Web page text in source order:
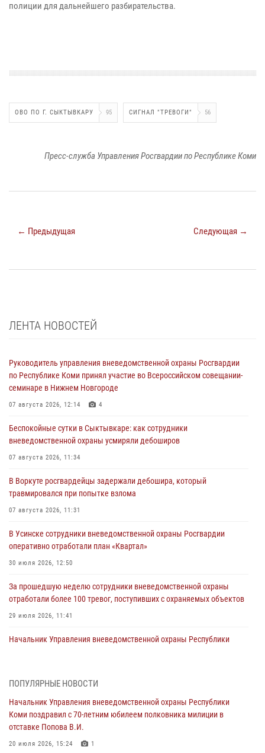
полиции для дальнейшего разбирательства.
ОВО ПО Г. СЫКТЫВКАРУ 95 СИГНАЛ "ТРЕВОГИ" 56
Пресс-служба Управления Росгвардии по Республике Коми
← Предыдущая Следующая →
ЛЕНТА НОВОСТЕЙ
Руководитель управления вневедомственной охраны Росгвардии
по Республике Коми принял участие во Всероссийском совещании-
семинаре в Нижнем Новгороде
07 августа 2026, 12:14 4
Беспокойные сутки в Сыктывкаре: как сотрудники
вневедомственной охраны усмиряли дебоширов
07 августа 2026, 11:34
В Воркуте росгвардейцы задержали дебошира, который
травмировался при попытке взлома
07 августа 2026, 11:31
В Усинске сотрудники вневедомственной охраны Росгвардии
оперативно отработали план «Квартал»
30 июля 2026, 12:50
За прошедшую неделю сотрудники вневедомственной охраны
отработали более 100 тревог, поступивших с охраняемых объектов
29 июля 2026, 11:41
Начальник Управления вневедомственной охраны Республики
20 июля 2026, 15:24 1
В Коми росгвардейцы обеспечивали правопорядок всероссийского
фестиваля воздухоплавания «ЖИВОЙ ВОЗДУХ»
ПОПУЛЯРНЫЕ НОВОСТИ
Начальник Управления вневедомственной охраны Республики
Коми поздравил с 70-летним юбилеем полковника милиции в
отставке Попова В.И.
20 июля 2026, 15:24 1